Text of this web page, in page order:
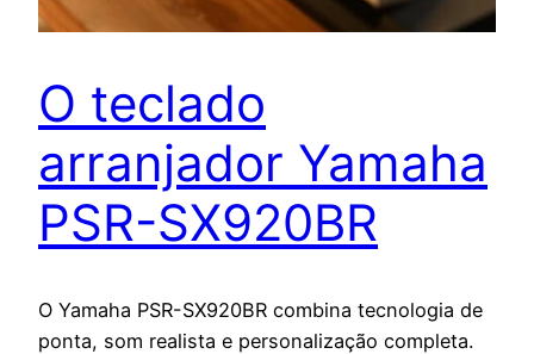
O teclado
arranjador Yamaha
PSR-SX920BR
O Yamaha PSR-SX920BR combina tecnologia de
ponta, som realista e personalização completa.